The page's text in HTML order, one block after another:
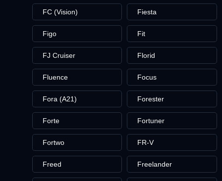
FC (Vision) Fiesta
Figo Fit
FJ Cruiser Florid
Fluence Focus
Fora (A21) Forester
Forte Fortuner
Fortwo FR-V
Freed Freelander